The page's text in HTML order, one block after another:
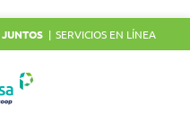
JUNTOS SERVICIOS EN LÍNEA